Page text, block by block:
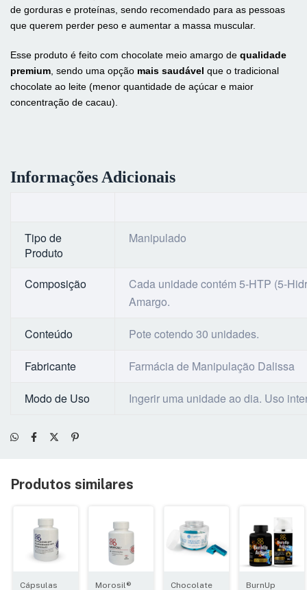
de gorduras e proteínas, sendo recomendado para as pessoas
que querem perder peso e aumentar a massa muscular.
Esse produto é feito com chocolate meio amargo de qualidade
premium , sendo uma opção mais saudável que o tradicional
chocolate ao leite (menor quantidade de açúcar e maior
concentração de cacau).
Informações Adicionais
Tipo de
Produto
Manipulado
Composição
Cada unidade contém 5-HTP (5-
Amargo.
Conteúdo Pote cotendo 30 unidades.
Fabricante Farmácia de Manipulação Dalissa
Modo de Uso Ingerir uma unidade ao dia. Uso
Produtos similares
Cápsulas
Morosil®
Chocolate
BurnUp